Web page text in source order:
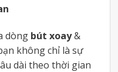
dòng bút xoay&
không chỉ là sự
dài theo thời gian